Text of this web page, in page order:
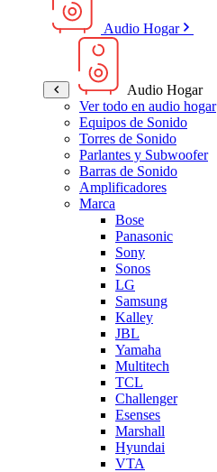
Audio Hogar
Audio Hogar
Ver todo en audio hogar
Equipos de Sonido
Torres de Sonido
Parlantes y Subwoofer
Barras de Sonido
Amplificadores
Marca
Bose
Panasonic
Sony
Sonos
LG
Samsung
Kalley
JBL
Yamaha
Multitech
TCL
Challenger
Esenses
Marshall
Hyundai
VTA